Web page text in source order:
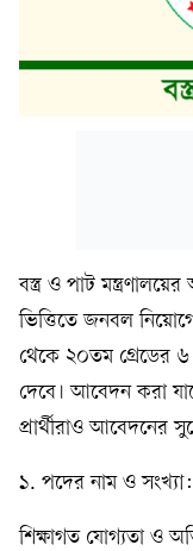
বস্ত্র ও পাট
ভিত্তিতে জনবল
থেকে ২০তম গ্রেডের ৬
দেবে। আবেদন করা
প্রার্থীরাও আবেদনের
১. পদের নাম ও সংখ্যা:
শিক্ষাগত যোগ্যতা ও